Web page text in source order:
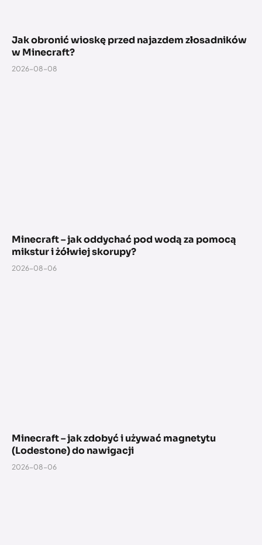
Jak obronić wioskę przed najazdem złosadników
w Minecraft?
2026-08-08
Minecraft – jak oddychać pod wodą za pomocą
mikstur i żółwiej skorupy?
2026-08-06
Minecraft – jak zdobyć i używać magnetytu
(Lodestone) do nawigacji
2026-08-06